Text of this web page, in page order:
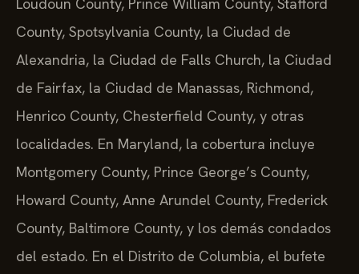
Loudoun County, Prince William County, Stafford
County, Spotsylvania County, la Ciudad de
Alexandria, la Ciudad de Falls Church, la Ciudad
de Fairfax, la Ciudad de Manassas, Richmond,
Henrico County, Chesterfield County, y otras
localidades. En Maryland, la cobertura incluye
Montgomery County, Prince George’s County,
Howard County, Anne Arundel County, Frederick
County, Baltimore County, y los demás condados
del estado. En el Distrito de Columbia, el bufete